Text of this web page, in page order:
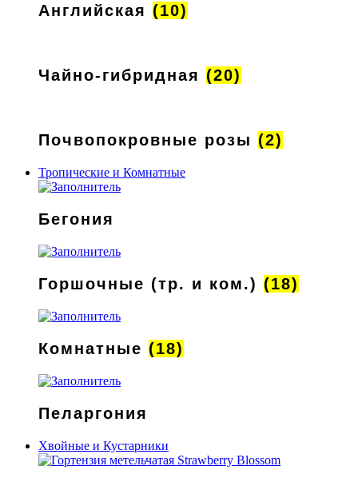
Английская (10)
Чайно-гибридная (20)
Почвопокровные розы (2)
Тропические и Комнатные
Бегония
Горшочные (тр. и ком.) (18)
Комнатные (18)
Пеларгония
Хвойные и Кустарники